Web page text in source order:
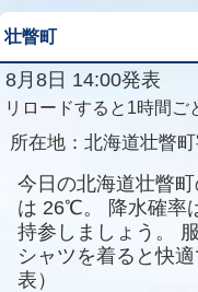
壮瞥町
8月8日 14:00発表
リロードすると1時間ご
所在地： 北海道壮瞥
今日の北海道壮瞥
は 26℃。 降水確率
持参しましょう。
シャツを着ると快適
表）